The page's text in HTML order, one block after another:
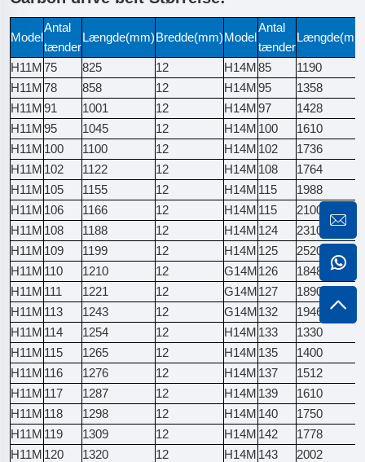
Model
Antal
tænder
Længde(mm)Bredde(mm)Model
Antal
tænder
H11M75 825 12 H14M85
1190
H11M78 858 12 H14M95
1358
H11M91 1001 12 H14M97
1428
H11M95 1045 12 H14M 100
1610
H11M 100 1100 12 H14M 102
1736
H11M 102 1122 12 H14M 108
1764
H11M 105 1155 12 H14M 115
1988
H11M 106 1166 12 H14M 115
2100
H11M 108 1188 12 H14M 124
2310
H11M 109 1199 12 H14M 125
2520
H11M 110 1210 12 G14M126
1848
H11M 111 1221 12 G14M127
1890
H11M 113 1243 12 G14M132
1946
H11M 114 1254 12 H14M 133
1330
H11M 115 1265 12 H14M 135
1400
H11M 116 1276 12 H14M 137
1512
H11M 117 1287 12 H14M 139
1610
H11M 118 1298 12 H14M 140
1750
H11M 119 1309 12 H14M 142
1778
H11M 120 1320 12 H14M 143
2002